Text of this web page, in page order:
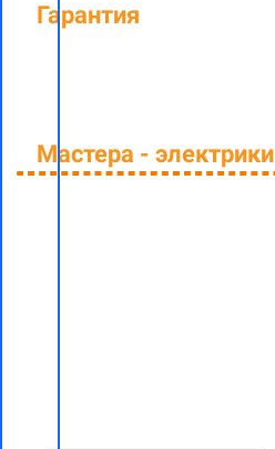
Гарантия
Мастера - электрики